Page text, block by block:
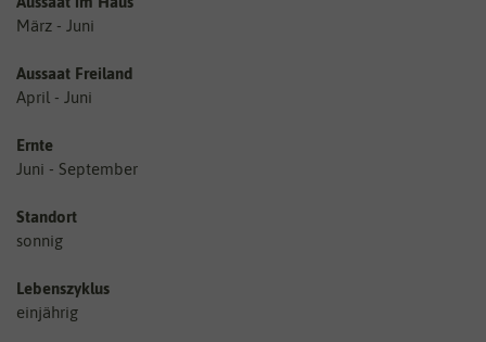
März - Juni
Aussaat Freiland
April - Juni
Ernte
Juni - September
Standort
sonnig
Lebenszyklus
einjährig